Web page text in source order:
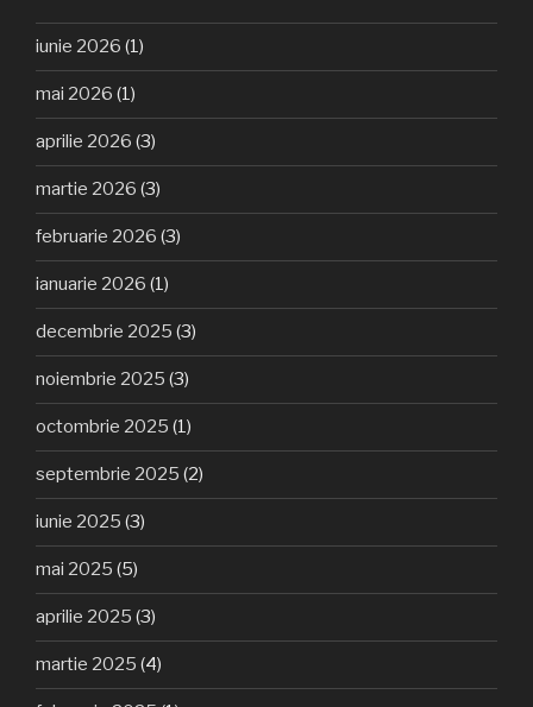
iunie 2026 (1)
mai 2026 (1)
aprilie 2026 (3)
martie 2026 (3)
februarie 2026 (3)
ianuarie 2026 (1)
decembrie 2025 (3)
noiembrie 2025 (3)
octombrie 2025 (1)
septembrie 2025 (2)
iunie 2025 (3)
mai 2025 (5)
aprilie 2025 (3)
martie 2025 (4)